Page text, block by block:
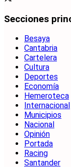
Secciones
Besaya
Cantabria
Cartelera
Cultura
Deportes
Economía
Hemeroteca
Internacional
Municipios
Nacional
Opinión
Portada
Racing
Santander